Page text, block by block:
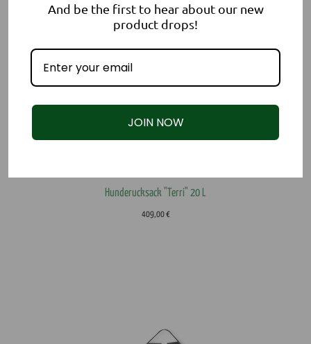
Hunderucksack "Terri" 20 L
409,00€
And be the first to hear about our new
product drops!
JOIN NOW